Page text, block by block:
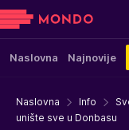
Naslovna Najnovije
Naslovna Info
unište sve u Donbasu